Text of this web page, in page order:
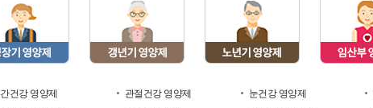
간건강 영양제 관절건강 영양제 눈건강 영양제